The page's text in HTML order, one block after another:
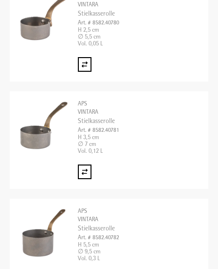
VINTARA
Stielkasserolle
Art. # 8582.40780
H 2,5 cm
∅ 5,5 cm
Vol. 0,05 L
APS
VINTARA
Stielkasserolle
Art. # 8582.40781
H 3,5 cm
∅ 7 cm
Vol. 0,12 L
APS
VINTARA
Stielkasserolle
Art. # 8582.40782
H 5,5 cm
∅ 9,5 cm
Vol. 0,3 L